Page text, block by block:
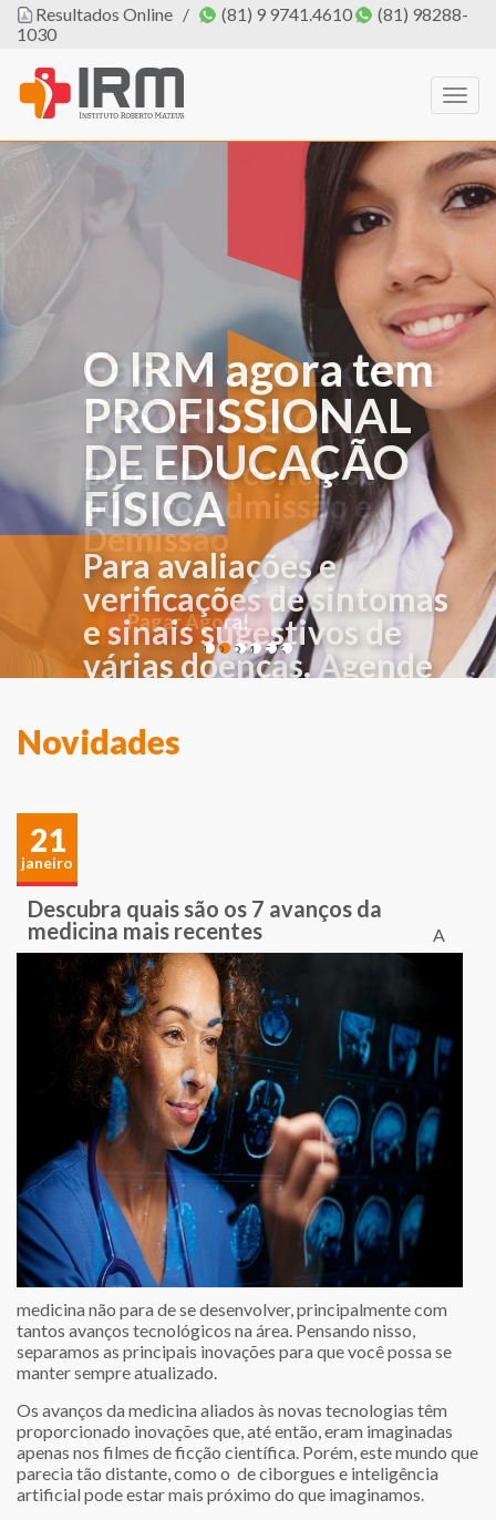
Resultados Online / (81) 9 9741.4610
(81) 98288-
1030
O IRM agora tem
PROFISSIONAL
DE EDUCAÇÃO
FÍSICA
Para avaliações e
verificações de sintomas
e sinais sugestivos de
várias doenças. Agende
1 2 3 4 5 6
Novidades
21
janeiro
Descubra quais são os 7 avanços da
medicina mais recentes
A
medicina não para de se desenvolver, principalmente com
tantos avanços tecnológicos na área. Pensando nisso,
separamos as principais inovações para que você possa se
manter sempre atualizado.
Os avanços da medicina aliados às novas tecnologias têm
proporcionado inovações que, até então, eram imaginadas
apenas nos filmes de ficção científica. Porém, este mundo que
parecia tão distante, como o de ciborgues e inteligência
artificial pode estar mais próximo do que imaginamos.